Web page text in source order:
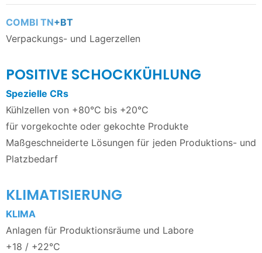
COMBI TN+BT
Verpackungs- und Lagerzellen
POSITIVE SCHOCKKÜHLUNG
Spezielle CRs
Kühlzellen von +80°C bis +20°C
für vorgekochte oder gekochte Produkte
Maßgeschneiderte Lösungen für jeden Produktions- und
Platzbedarf
KLIMATISIERUNG
KLIMA
Anlagen für Produktionsräume und Labore
+18 / +22°C